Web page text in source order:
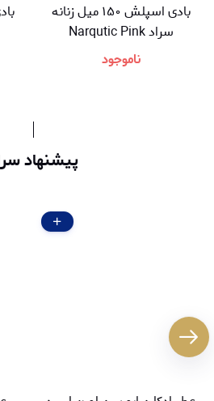
بادی اسپلش ۱۵۰ میل زنانه
سراد Narqutic Pink
ناموجود
پیشنهاد